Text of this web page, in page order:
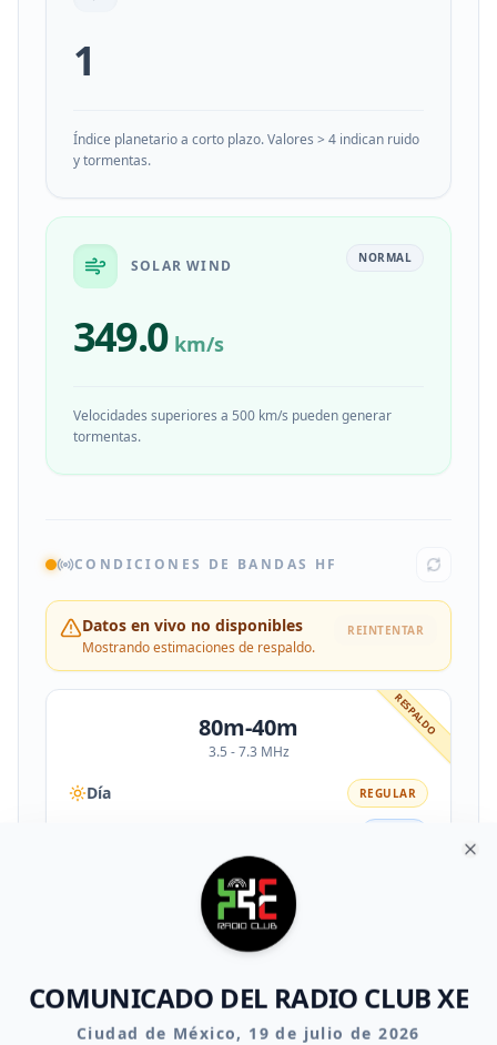
1
Índice planetario a corto plazo. Valores > 4 indican ruido
y tormentas.
SOLAR WIND NORMAL
349.0 km/s
Velocidades superiores a 500 km/s pueden generar
tormentas.
CONDICIONES DE BANDAS HF
Datos en vivo no disponibles
Mostrando estimaciones de respaldo.
REINTENTAR
RESPALDO
80m-40m
3.5 - 7.3 MHz
Día REGULAR
30m-20m
10.1 - 14.35 MHz
Día BUENO
Noche REGULAR
COMUNICADO DEL RADIO CLUB XE
Ciudad de México, 19 de julio de 2026